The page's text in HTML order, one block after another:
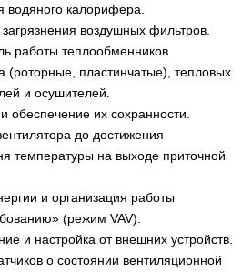
наружные STO
датчики температуры
12
датчики температуры
температуры Belimo 22MT 2
температуры Belimo 22CT
температуры Belimo 01CT 5
водяного калорифера.
воздушных фильтров.
работы теплообменников
(роторные, пластинчатые), тепловых
и осушителей.
обеспечение их сохранности.
до достижения
температуры на выходе приточной
и организация работы
(режим VAV).
и настройка от внешних устройств.
о состоянии вентиляционной